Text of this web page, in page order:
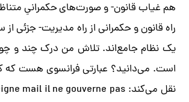
هم غیاب قانون- و صورت‌های حکمرانیِ متناظر
راه قانون و حکمرانی از راه مدیریت- جزئی از
یک نظام جامع‌اند. تلاش من درک چند و
است. می‌دانید؟ عبارتی فرانسوی هست که